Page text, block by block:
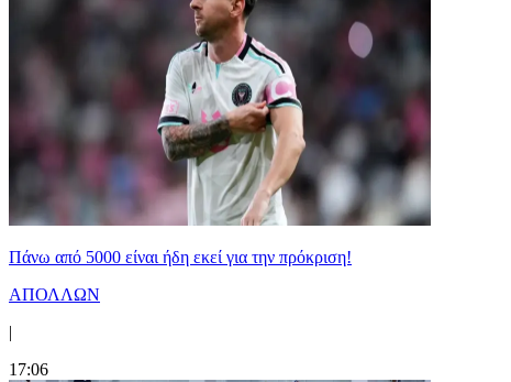
Πάνω από 5000 είναι ήδη εκεί για την πρόκριση!
ΑΠΟΛΛΩΝ
|
17:06